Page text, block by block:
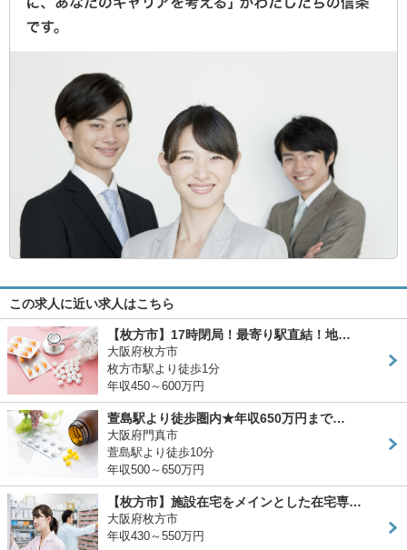
この求人に近い求人はこちら
【枚方市】17時閉局！最寄り駅直結！地…
大阪府枚方市
枚方市駅より徒歩1分
年収450～600万円
萱島駅より徒歩圏内★年収650万円まで…
大阪府門真市
萱島駅より徒歩10分
年収500～650万円
【枚方市】施設在宅をメインとした在宅専…
大阪府枚方市
年収430～550万円